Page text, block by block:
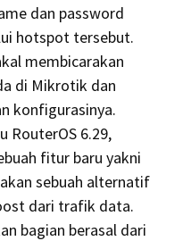
dan password
hotspot tersebut.
membicarakan
di Mikrotik dan
konfigurasinya.
RouterOS 6.29,
fitur baru yakni
sebuah alternatif
dari trafik data.
bagian berasal dari